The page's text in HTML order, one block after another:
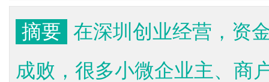
摘要 在深圳创业经营，资
成败，很多小微企业主、商